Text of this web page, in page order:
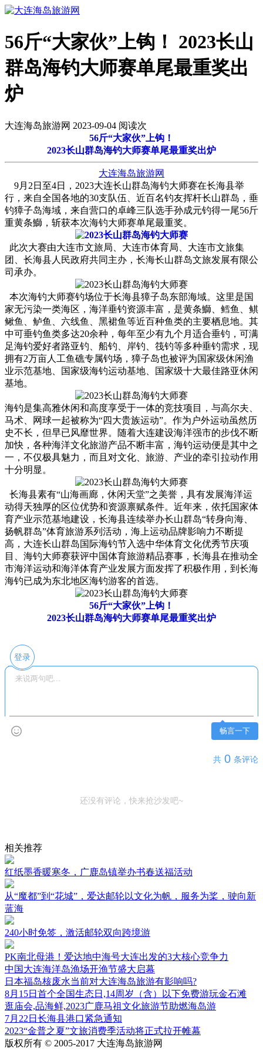
56斤“大家伙”上钩！ 2023长山
群岛海钓大师赛单尾最重奖出
炉
大连海岛旅游网 2023-09-04 阅读次
56斤“大家伙”上钩！
2023长山群岛海钓大师赛单尾最重奖出炉
大连海岛旅游网
9月2日至4日，2023大连长山群岛海钓大师赛在长海县举
行，来自全国各地的30支队伍、近百名钓友挥杆长山群岛，垂
钓獐子岛海域，来自营口的卓峰三队选手孙成元钓得一尾56斤
重黄条鰤，斩获本次海钓大师赛单尾最重奖。
此次大赛由大连市文旅局、大连市体育局、大连市文旅集
团、长海县人民政府共同主办，长海长山群岛文旅发展有限公
司承办。
本次海钓大师赛钓场位于长海县獐子岛东部海域。这里是国
家无污染一类海区，海洋垂钓资源丰富，是黄条鰤、鳕鱼、鲯
鳅鱼、鲈鱼、六线鱼、黑裙鱼等近百种鱼类的主要栖息地。其
中可垂钓鱼类多达20余种，每年至少有九个月适合垂钓，可满
足海钓爱好者路亚钓、船钓、岸钓、筏钓等多种垂钓需求，现
拥有2万亩人工鱼礁专属钓场，獐子岛也被评为国家级休闲渔
业示范基地、国家级海钓运动基地、国家级十大最佳路亚休闲
基地。
海钓是集高雅休闲和高度享受于一体的竞技项目，与高尔夫、
马术、网球一起被称为“四大贵族运动”。作为户外运动虽然历
史不长，但早已风靡世界。随着大连建设海洋强市的步伐不断
加快，各种海洋文化旅游产品不断丰富，海钓运动便是其中之
一，不仅极具魅力，而且对文化、旅游、产业的牵引拉动作用
十分明显。
长海县素有“山海画廊，休闲天堂”之美誉，具有发展海洋运
动得天独厚的区位优势和资源禀赋条件。近年来，依托国家体
育产业示范基地建设，长海县连续举办长山群岛“转身向海、
扬帆群岛”体育旅游系列活动，海上运动品牌影响力不断提
高，大连长山群岛国际海钓节入选中华体育文化优秀节庆项
目、海钓大师赛获评中国体育旅游精品赛事，长海县在推动全
市海洋运动和海洋体育产业发展方面发挥了积极作用，到长海
海钓已成为东北地区海钓游客的首选。
56斤“大家伙”上钩！
2023长山群岛海钓大师赛单尾最重奖出炉
登录
畅言一下
共 0 条评论
还没有评论，快来抢沙发吧~
相关推荐
红纸墨香暖寒冬，广鹿岛镇举办书春送福活动
从“魔都”到“花城”，爱达邮轮以文化为帆，服务为桨，驶向新
蓝海
240小时免签，激活邮轮双向跨境游
PK南北母港！爱达地中海号大连出发的3大核心竞争力
中国大连海洋岛渔场开渔节盛大启幕
日本福岛核废水当前对大连海岛旅游有影响吗?
8月15日首个全国生态日,14周岁（含）以下免费游玩金石滩
逛庙会,品海鲜,2023广鹿马祖文化旅游节助燃海岛游
7月22日长海县港口紧急通知
2023“金普之夏”文旅消费季活动将正式拉开帷幕
版权所有 © 2005-2017 大连海岛旅游网